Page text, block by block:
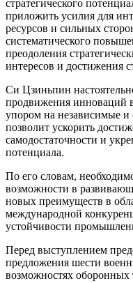
стратегического
приложить усилия для
ресурсов и сильных
систематического
преодоления
интересов и достижения
Си Цзиньпин
продвижения инноваций
упором на независимые
позволит ускорить
самодостаточности и
потенциала.
По его словам,
возможности в
новых преимуществ в
международной
устойчивости
Перед выступлением
предложения шести
возможностях оборонных